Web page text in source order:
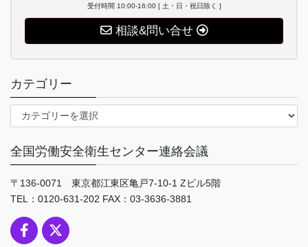
受付時間 10:00-16:00 [ 土・日・祝日除く ]
相談&問い合せ
カテゴリー
テ
リ
ー
全国労働安全衛生センター連絡会議
〒136-0071 東京都江東区亀戸7-10-1 Zビル5階
TEL：0120-631-202 FAX：03-3636-3881